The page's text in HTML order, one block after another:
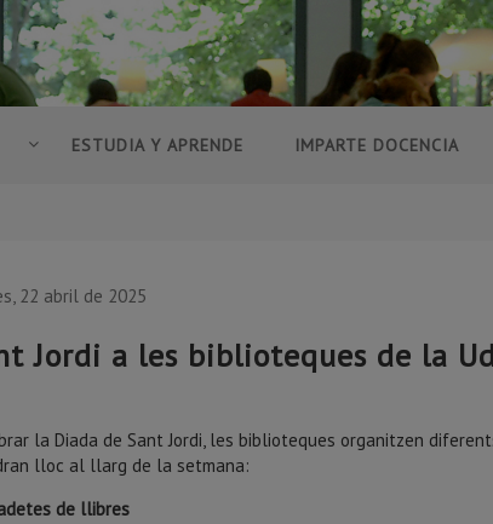
ESTUDIA Y APRENDE IMPARTE DOCENCIA
22 abril de 2025
Jordi a les biblioteques de la
la Diada de Sant Jordi, les biblioteques organitzen
lloc al llarg de la setmana:
de llibres